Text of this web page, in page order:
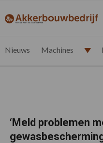
de
de
de
de
akkerbouwbedrijf.nl
Nieuws Machines
‘Meld problemen